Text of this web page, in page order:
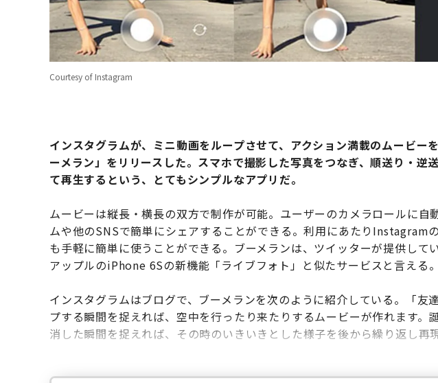
Courtesy of Instagram
インスタグラムが、ミニ動画をループさせて、アクション満載のムービー
ーメラン」をリリースした。スマホで撮影した写真をつなぎ、順送り・逆
て再生するという、とてもシンプルなアプリだ。
ムービーは縦長・横長の双方で制作が可能。ユーザーのカメラロールに自
ムや他のSNSで簡単にシェアすることができる。利用にあたりInstagram
も手軽に簡単に使うことができる。ブーメランは、ツイッターが提供して
アップルのiPhone 6Sの新機能「ライブフォト」と似たサービスと言える。
インスタグラムはブログで、ブーメランを次のように紹介している。「友
プする瞬間を捉えれば、空中を行ったり来たりするムービーが作れます。
消した瞬間を捉えれば、その時のいきいきとした様子を後から繰り返し再